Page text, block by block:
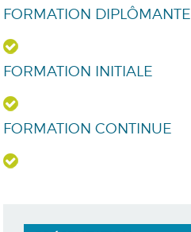
FORMATION DIPLÔMANTE
FORMATION INITIALE
FORMATION CONTINUE